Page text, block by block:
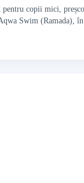
pentru copii mici,
Swim (Ramada),